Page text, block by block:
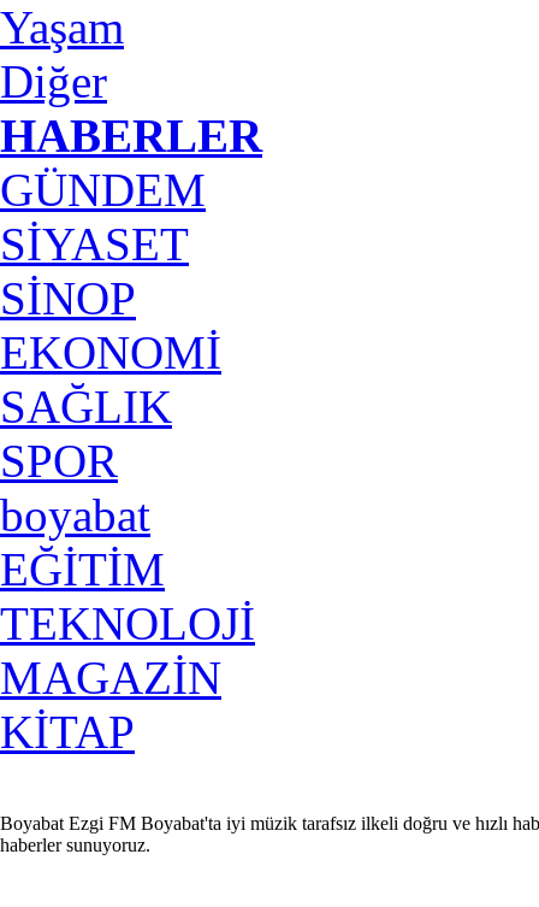
Yaşam
Diğer
HABERLER
GÜNDEM
SİYASET
SİNOP
EKONOMİ
SAĞLIK
SPOR
boyabat
EĞİTİM
TEKNOLOJİ
MAGAZİN
KİTAP
Boyabat Ezgi FM Boyabat'ta iyi müzik tarafsız ilkeli doğru ve hızlı
haberler sunuyoruz.